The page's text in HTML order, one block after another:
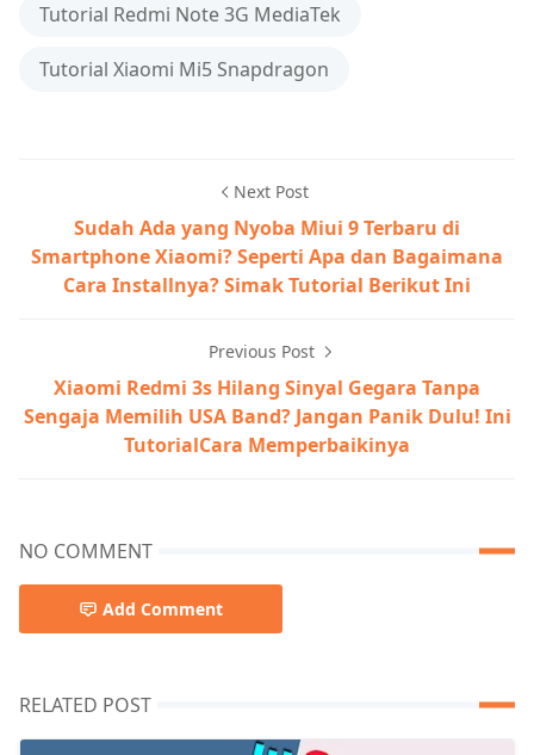
Tutorial Redmi Note 3G MediaTek
Tutorial Xiaomi Mi5 Snapdragon
Next Post
Sudah Ada yang Nyoba Miui 9 Terbaru di
Smartphone Xiaomi? Seperti Apa dan Bagaimana
Cara Installnya? Simak Tutorial Berikut Ini
Previous Post
Xiaomi Redmi 3s Hilang Sinyal Gegara Tanpa
Sengaja Memilih USA Band? Jangan Panik Dulu! Ini
TutorialCara Memperbaikinya
NO COMMENT
Add Comment
RELATED POST